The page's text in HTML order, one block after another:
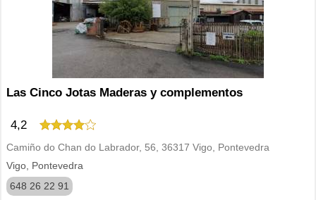
Las Cinco Jotas Maderas y complementos
4,2
Camiño do Chan do Labrador, 56, 36317 Vigo, Pontevedra
Vigo, Pontevedra
648 26 22 91